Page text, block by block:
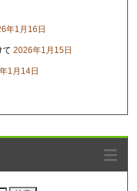
年1月16日
て 2026年1月15日
1月14日